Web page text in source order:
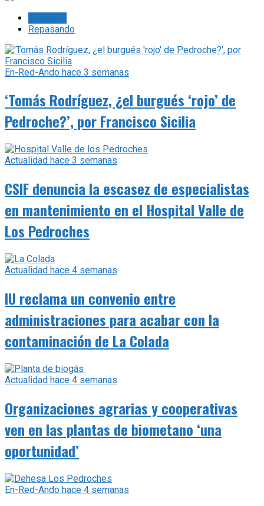
Repasando
En-Red-Ando hace 3 semanas
‘Tomás Rodríguez, ¿el burgués ‘rojo’ de
Pedroche?’, por Francisco Sicilia
Actualidad hace 3 semanas
CSIF denuncia la escasez de especialistas
en mantenimiento en el Hospital Valle de
Los Pedroches
Actualidad hace 4 semanas
IU reclama un convenio entre
administraciones para acabar con la
contaminación de La Colada
Actualidad hace 4 semanas
Organizaciones agrarias y cooperativas
ven en las plantas de biometano ‘una
oportunidad’
En-Red-Ando hace 4 semanas